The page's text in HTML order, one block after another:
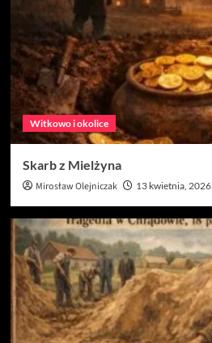
Witkowo i okolice
Skarb z Mielżyna
Mirosław Olejniczak 13 kwietnia, 2026